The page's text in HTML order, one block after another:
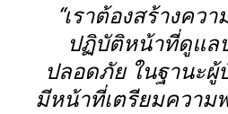
“เราต้องสร้างคว
ปฏิบัติหน้าที่ดูแล
ปลอดภัย ในฐานะผู้
มีหน้าที่เตรียมความ